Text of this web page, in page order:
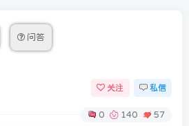
问答
关注 私信
0 140 57